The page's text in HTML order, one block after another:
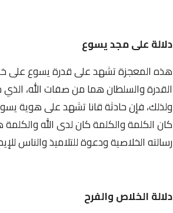
دلالة على مجد يسوع
هذه المعجزة تشهد على قدرة يسوع على
ولذلك، فإن حادثة قانا تشهد على هوية
كان الكلمة والكلمة كان لدى الله والكلمة
رسالته الخلاصية ودعوة للتلاميذ والناس
دلالة الخلاص والفرح